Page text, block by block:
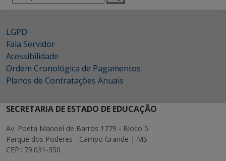
por:
LGPD
Fala Servidor
Acessibilidade
Ordem Cronológica de Pagamentos
Planos de Contratações Anuais
SECRETARIA DE ESTADO DE EDUCAÇÃO
Av. Poeta Manoel de Barros 1779 - Bloco 5
Parque dos Poderes - Campo Grande | MS
CEP.: 79.031-350